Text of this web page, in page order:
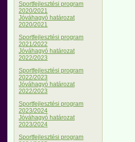
Sportfejlesztési program
2020/2021
Jóváhagyó határozat
2020/2021
Sportfejlesztési program
2021/2022
Jóváhagyó határozat
2022/2023
Sportfejlesztési program
2022/2023
Jóváhagyó határozat
2022/2023
Sportfejlesztési program
2023/2024
Jóváhagyó határozat
2023/2024
Sportfejlesztési program